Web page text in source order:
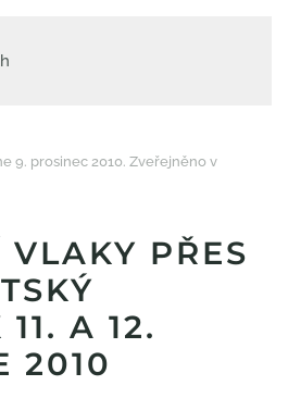
9. prosinec 2010. Zveřejněno v
PŘES
A 12.
2010